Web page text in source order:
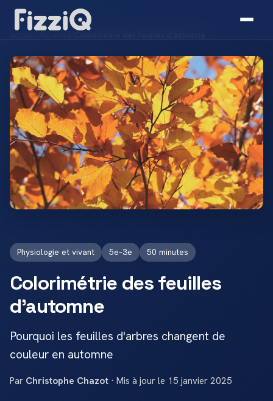
Physiologie et vivant 5e–3e 50 minutes
Colorimétrie des feuilles
d'automne
Pourquoi les feuilles d'arbres changent de
couleur en automne
Par Christophe Chazot · Mis à jour le 15 janvier 2025